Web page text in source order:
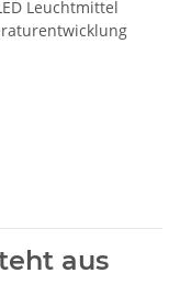
Leuchtmittel
aus